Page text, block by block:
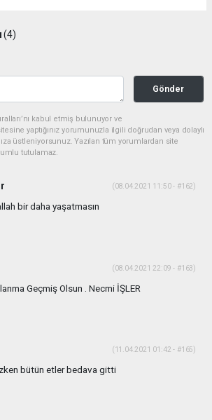
(4)
Gönder
kabul etmiş bulunuyor ve
yaptığınız yorumunuzla ilgili doğrudan veya dolaylı
üstleniyorsunuz. Yazılan tüm yorumlardan site
tutulamaz.
(08.04.2021 11:50 - #162)
bir daha yaşatmasın
(08.04.2021 22:09 - #163)
Geçmiş Olsun . Necmi İŞLER
(11.04.2021 01:42 - #165)
bütün etler bedava gitti